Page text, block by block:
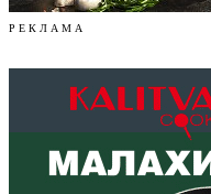
Р Е К Л А М А